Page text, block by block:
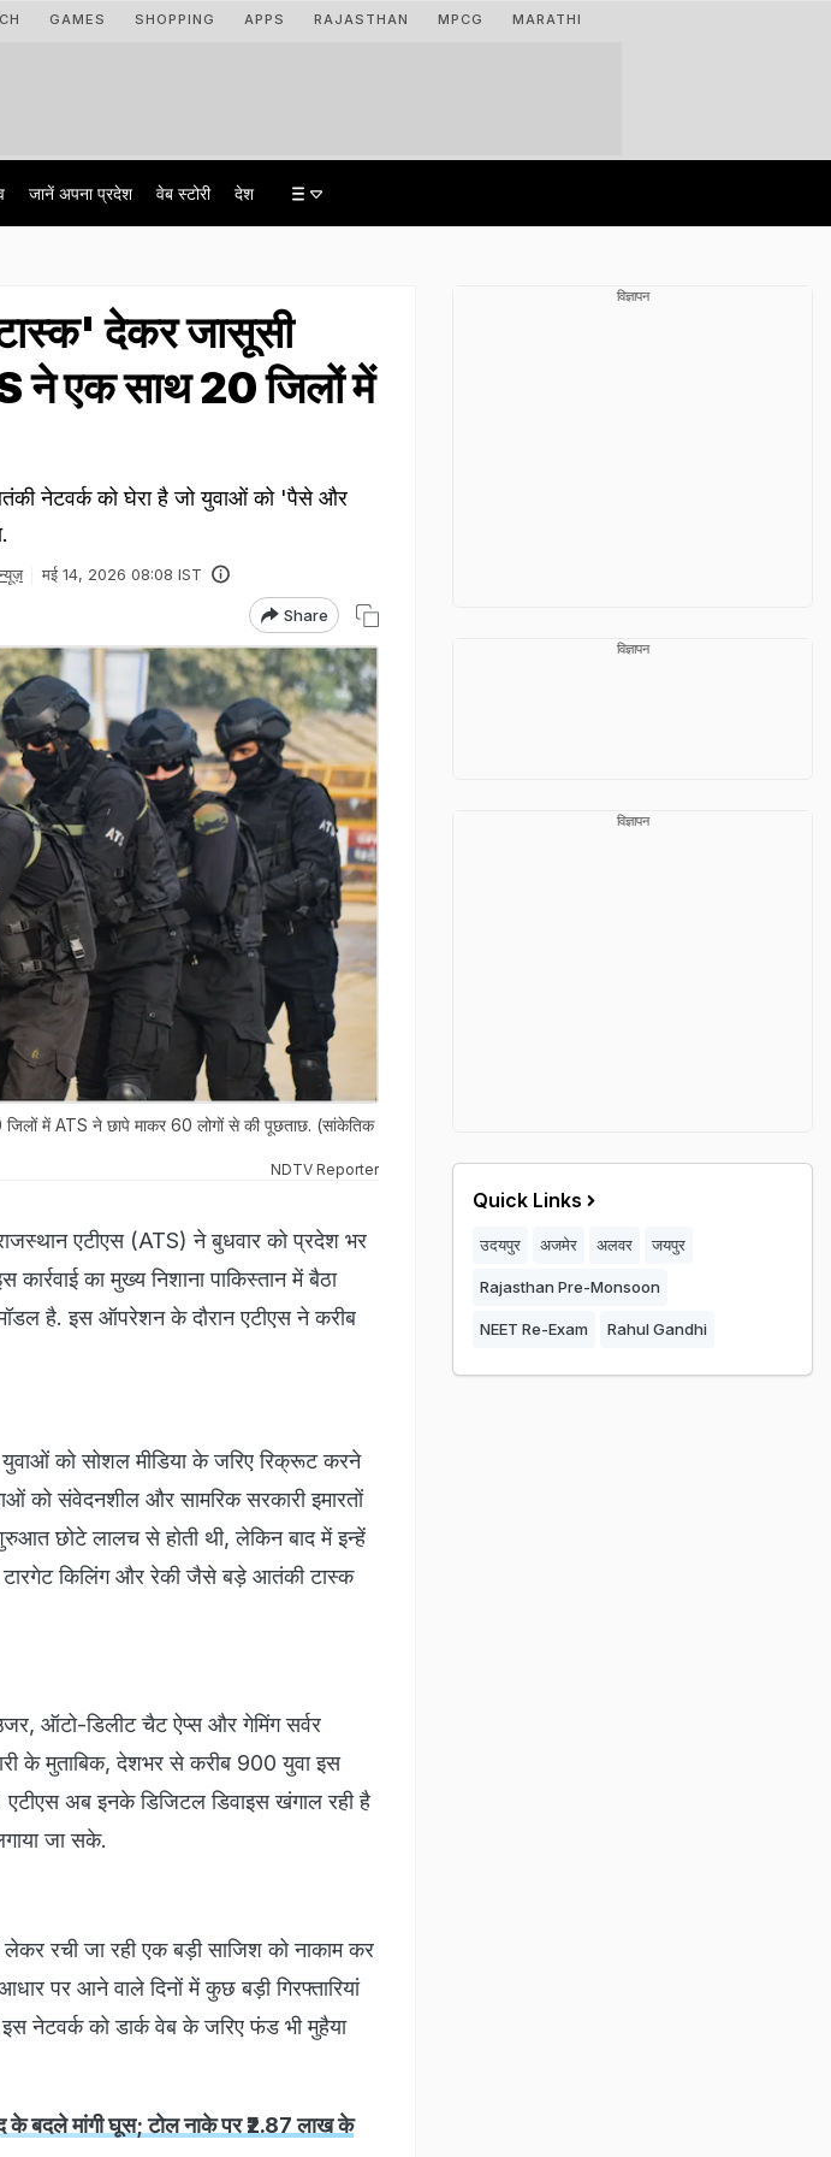
GAMES SHOPPING APPS RAJASTHAN MPCG MARATHI
जानें अपना प्रदेश वेब स्टोरी देश
देकर जासूसी
ने एक साथ 20 जिलों में
नेटवर्क को घेरा है जो युवाओं को 'पैसे और
मई 14, 2026 08:08 IST
Share
में ATS ने छापे माकर 60 लोगों से की पूछताछ. (सांकेतिक
NDTV Reporter
एटीएस (ATS) ने बुधवार को प्रदेश भर
का मुख्य निशाना पाकिस्तान में बैठा
है. इस ऑपरेशन के दौरान एटीएस ने करीब
को सोशल मीडिया के जरिए रिक्रूट करने
को संवेदनशील और सामरिक सरकारी इमारतों
छोटे लालच से होती थी, लेकिन बाद में इन्हें
किलिंग और रेकी जैसे बड़े आतंकी टास्क
ऑटो-डिलीट चैट ऐप्स और गेमिंग सर्वर
के मुताबिक, देशभर से करीब 900 युवा इस
अब इनके डिजिटल डिवाइस खंगाल रही है
जा सके.
लेकर रची जा रही एक बड़ी साजिश को नाकाम कर
पर आने वाले दिनों में कुछ बड़ी गिरफ्तारियां
नेटवर्क को डार्क वेब के जरिए फंड भी मुहैया
के बदले मांगी घूस; टोल नाके पर ₹2.87 लाख के
विज्ञापन
विज्ञापन
विज्ञापन
Quick Links
उदयपुर अजमेर अलवर जयपुर
Rajasthan Pre-Monsoon
NEET Re-Exam Rahul Gandhi